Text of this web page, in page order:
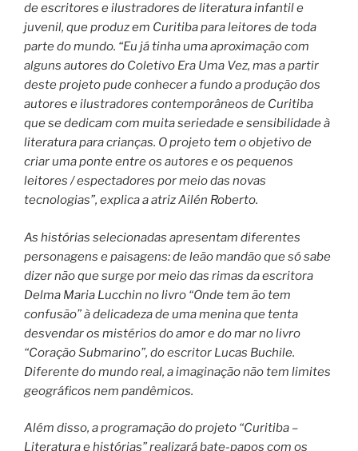
de escritores e ilustradores de literatura infantil e
juvenil, que produz em Curitiba para leitores de toda
parte do mundo. “Eu já tinha uma aproximação com
alguns autores do Coletivo Era Uma Vez, mas a partir
deste projeto pude conhecer a fundo a produção dos
autores e ilustradores contemporâneos de Curitiba
que se dedicam com muita seriedade e sensibilidade à
literatura para crianças. O projeto tem o objetivo de
criar uma ponte entre os autores e os pequenos
leitores / espectadores por meio das novas
tecnologias”, explica a atriz Ailén Roberto.
As histórias selecionadas apresentam diferentes
personagens e paisagens: de leão mandão que só sabe
dizer não que surge por meio das rimas da escritora
Delma Maria Lucchin no livro “Onde tem ão tem
confusão” à delicadeza de uma menina que tenta
desvendar os mistérios do amor e do mar no livro
“Coração Submarino”, do escritor Lucas Buchile.
Diferente do mundo real, a imaginação não tem limites
geográficos nem pandêmicos.
Além disso, a programação do projeto “Curitiba –
Literatura e histórias” realizará bate-papos com os